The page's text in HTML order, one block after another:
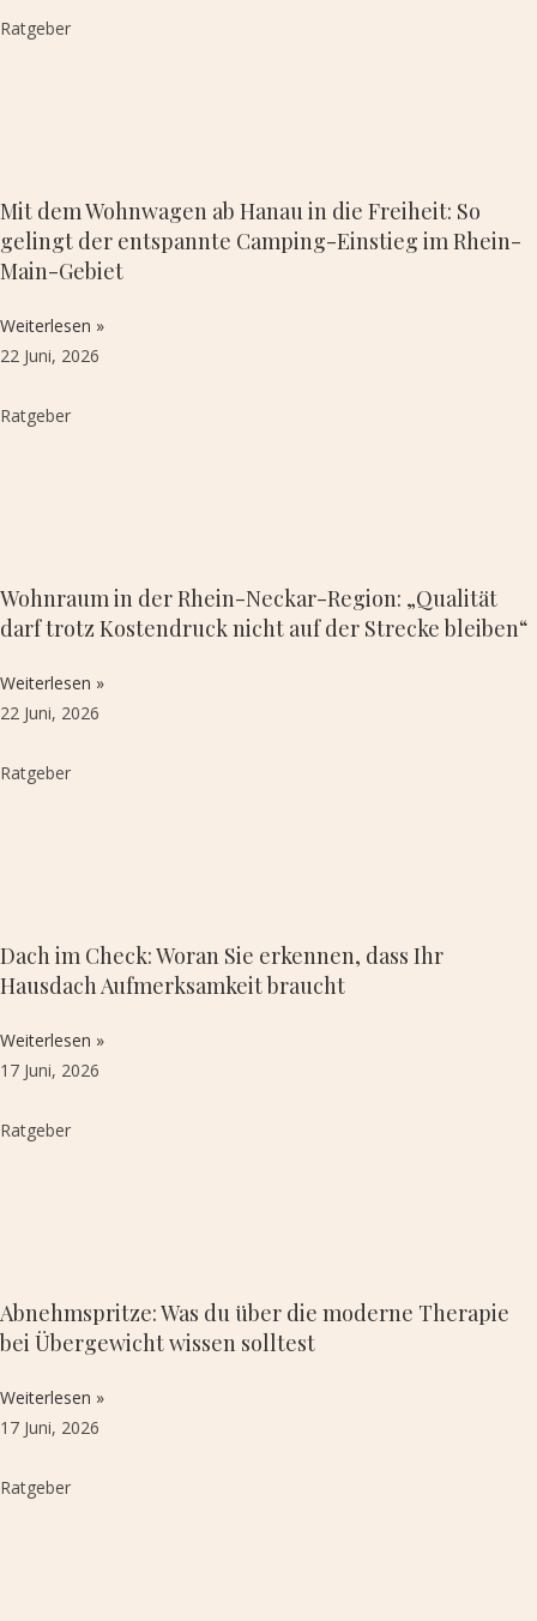
Ratgeber
Mit dem Wohnwagen ab Hanau in die Freiheit: So
gelingt der entspannte Camping-Einstieg im Rhein-
Main-Gebiet
Weiterlesen »
22 Juni, 2026
Ratgeber
Wohnraum in der Rhein-Neckar-Region: „Qualität
darf trotz Kostendruck nicht auf der Strecke bleiben“
Weiterlesen »
22 Juni, 2026
Ratgeber
Dach im Check: Woran Sie erkennen, dass Ihr
Hausdach Aufmerksamkeit braucht
Weiterlesen »
17 Juni, 2026
Ratgeber
Abnehmspritze: Was du über die moderne Therapie
bei Übergewicht wissen solltest
Weiterlesen »
17 Juni, 2026
Ratgeber